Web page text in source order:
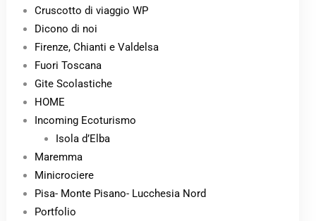
Cruscotto di viaggio WP
Dicono di noi
Firenze, Chianti e Valdelsa
Fuori Toscana
Gite Scolastiche
HOME
Incoming Ecoturismo
Isola d’Elba
Maremma
Minicrociere
Pisa- Monte Pisano- Lucchesia Nord
Portfolio